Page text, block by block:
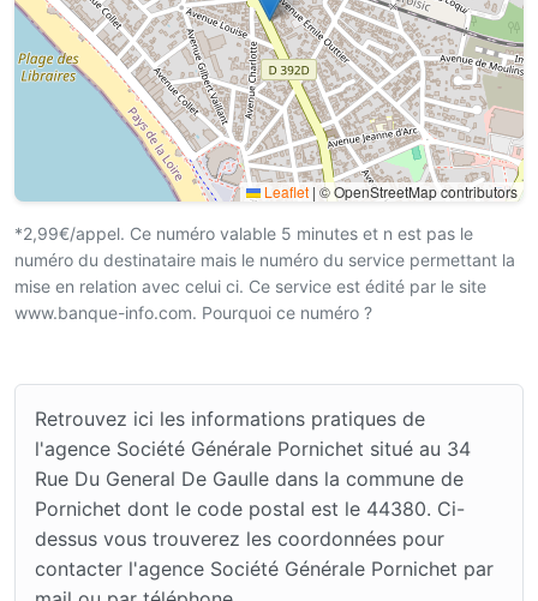
Leaflet | © OpenStreetMap contributors
*2,99€/appel. Ce numéro valable 5 minutes et n est pas le
numéro du destinataire mais le numéro du service permettant la
mise en relation avec celui ci. Ce service est édité par le site
www.banque-info.com. Pourquoi ce numéro ?
Retrouvez ici les informations pratiques de
l'agence Société Générale Pornichet situé au 34
Rue Du General De Gaulle dans la commune de
Pornichet dont le code postal est le 44380. Ci-
dessus vous trouverez les coordonnées pour
contacter l'agence Société Générale Pornichet par